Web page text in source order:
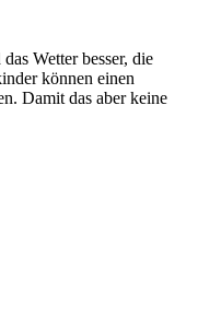
Wetter besser, die
können einen
Damit das aber keine